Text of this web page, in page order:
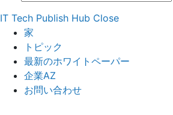
IT Tech Publish Hub Close
家
トピック
最新のホワイトペーパー
企業AZ
お問い合わせ